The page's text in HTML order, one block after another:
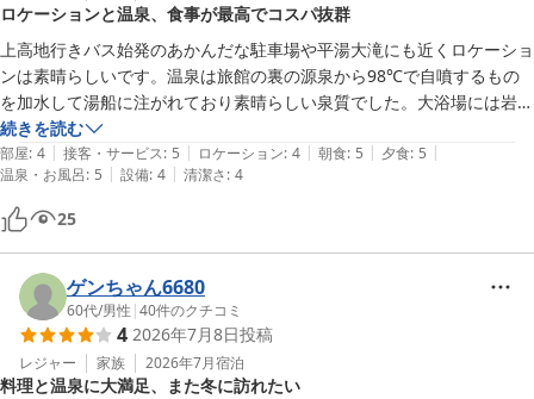
ロケーションと温泉、食事が最高でコスパ抜群
上高地行きバス始発のあかんだな駐車場や平湯大滝にも近くロケーショ
ンは素晴らしいです。温泉は旅館の裏の源泉から98℃で自噴するもの
を加水して湯船に注がれており素晴らしい泉質でした。大浴場には岩の
露天風呂があり開放感が最高でした。貸切の露天風呂もあり空いていれ
ばいつでも入れるのは嬉しいです。食事は飛騨牛をはじめ新鮮な食材を
丁寧に調理して出してくださりバイキングとは違いゆっくり楽しめて良
かったです。友人とバイクで行ったのですがご主人もバイク乗りでバイ
ク談義に盛り上がりました。とてもコスパが良いお宿で次回は妻と宿泊
したいと思います。
続きを読む
部屋: 4 | 接客・サービス: 5 | ロケーション: 4 | 朝食: 5 | 夕食: 5 |
温泉・お風呂: 5 | 設備: 4 | 清潔さ: 4
25
ゲンちゃん6680
60代/男性 |40件のクチコミ
4 2026年7月8日投稿
レジャー 家族 2026年7月宿泊
料理と温泉に大満足、また冬に訪れたい